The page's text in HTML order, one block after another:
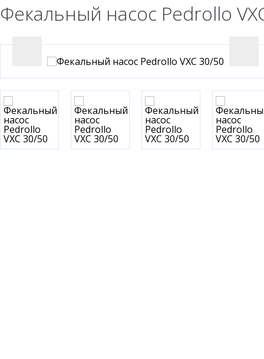
Фекальный насос Pedrollo